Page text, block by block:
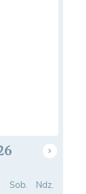
Sob. Ndz.